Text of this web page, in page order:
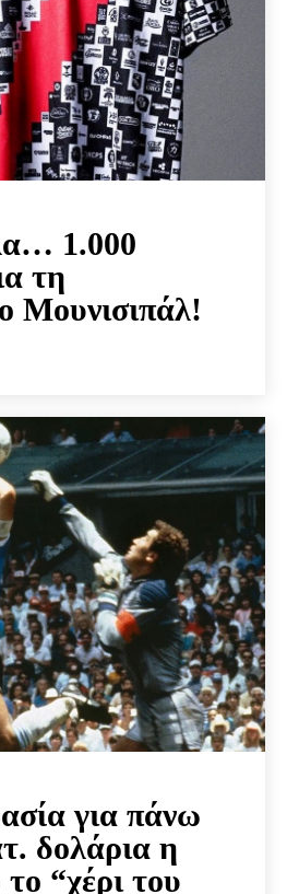
1.000
τη
Μουνισιπάλ!
για πάνω
δολάρια η
“χέρι του